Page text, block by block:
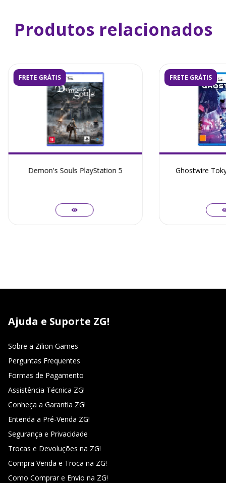
Produtos relacionados
FRETE GRÁTIS
Demon's Souls PlayStation 5
FRETE GRÁTIS
Ghostwire
Ajuda e Suporte ZG!
Sobre a Zilion Games
Perguntas Frequentes
Formas de Pagamento
Assistência Técnica ZG!
Conheça a Garantia ZG!
Entenda a Pré-Venda ZG!
Segurança e Privacidade
Trocas e Devoluções na ZG!
Compra Venda e Troca na ZG!
Como Comprar e Envio na ZG!